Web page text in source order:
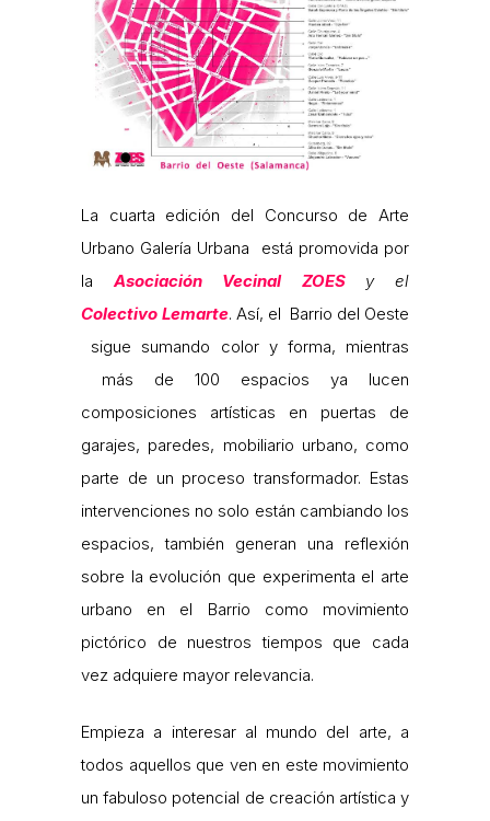
La cuarta edición del Concurso de Arte
Urbano Galería Urbana está promovida por
laAsociación Vecinal ZOES y el
Colectivo Lemarte. Así, el Barrio del Oeste
sigue sumando color y forma, mientras
más de 100 espacios ya lucen
composiciones artísticas en puertas de
garajes, paredes, mobiliario urbano, como
parte de un proceso transformador. Estas
intervenciones no solo están cambiando los
espacios, también generan una reflexión
sobre la evolución que experimenta el arte
urbano en el Barrio como movimiento
pictórico de nuestros tiempos que cada
vez adquiere mayor relevancia.
Empieza a interesar al mundo del arte, a
todos aquellos que ven en este movimiento
un fabuloso potencial de creación artística y